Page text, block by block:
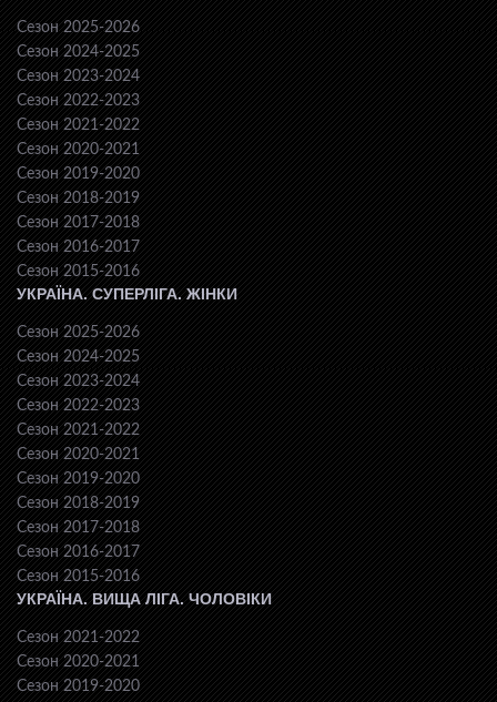
Сезон 2025-2026
Сезон 2024-2025
Сезон 2023-2024
Сезон 2022-2023
Сезон 2021-2022
Сезон 2020-2021
Сезон 2019-2020
Сезон 2018-2019
Сезон 2017-2018
Сезон 2016-2017
Сезон 2015-2016
УКРАЇНА. СУПЕРЛІГА. ЖІНКИ
Сезон 2025-2026
Сезон 2024-2025
Сезон 2023-2024
Сезон 2022-2023
Сезон 2021-2022
Сезон 2020-2021
Сезон 2019-2020
Сезон 2018-2019
Сезон 2017-2018
Сезон 2016-2017
Сезон 2015-2016
УКРАЇНА. ВИЩА ЛІГА. ЧОЛОВІКИ
Сезон 2021-2022
Сезон 2020-2021
Сезон 2019-2020